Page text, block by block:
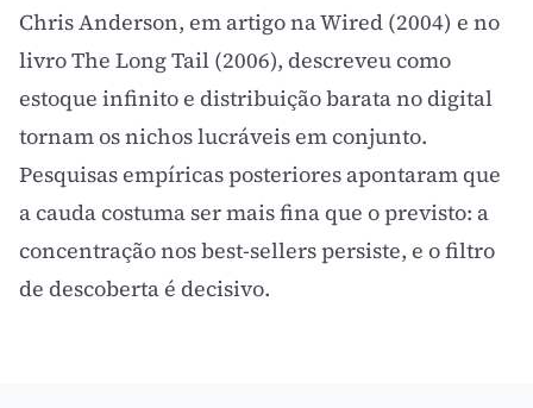
Chris Anderson, em artigo na Wired (2004) e no
livro The Long Tail (2006), descreveu como
estoque infinito e distribuição barata no digital
tornam os nichos lucráveis em conjunto.
Pesquisas empíricas posteriores apontaram que
a cauda costuma ser mais fina que o previsto: a
concentração nos best-sellers persiste, e o filtro
de descoberta é decisivo.